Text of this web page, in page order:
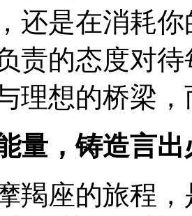
还是在消耗
责的态度对
理想的桥梁
量，铸造言
羯座的旅程